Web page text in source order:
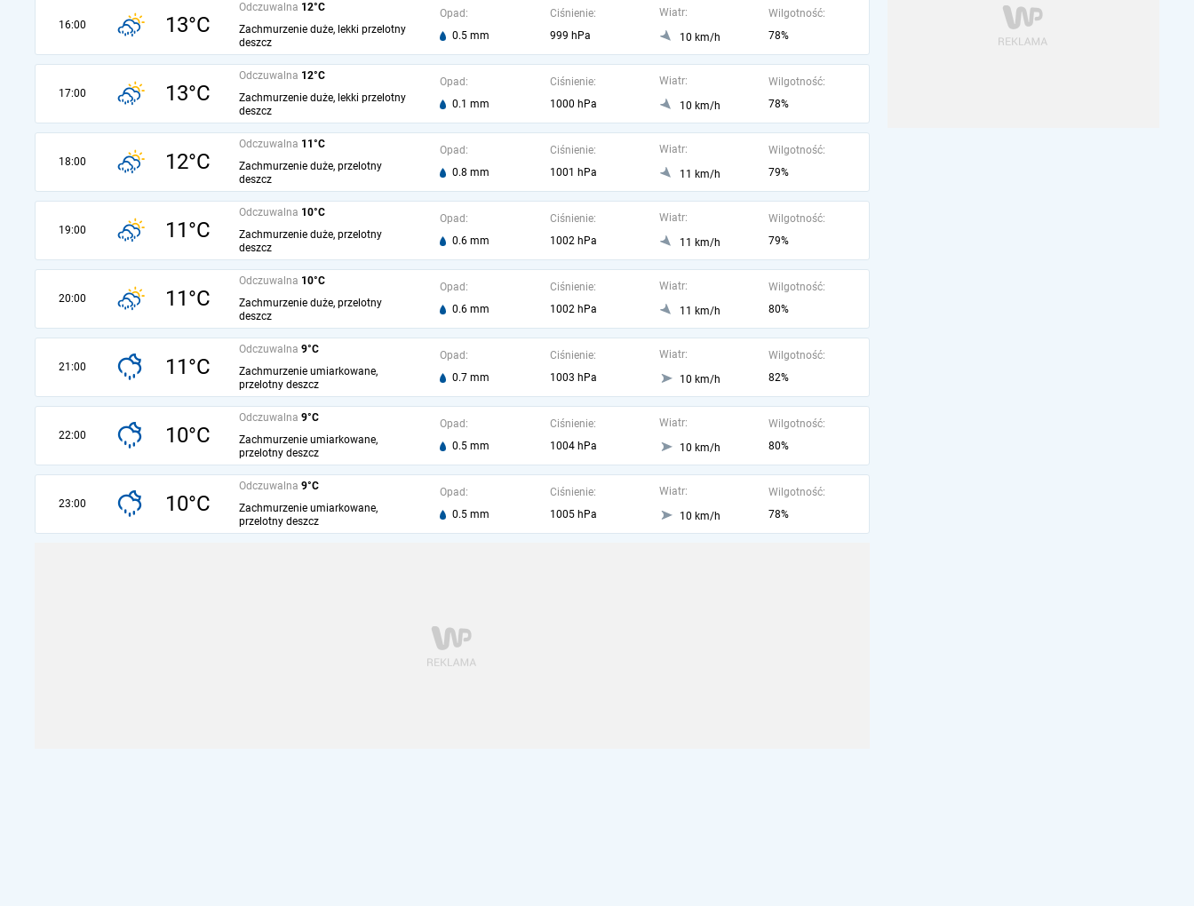
16:00 13°C
Odczuwalna 12°C
Zachmurzenie duże, lekki przelotny
deszcz
Opad:
0.5 mm
Ciśnienie:
999 hPa
Wiatr:
10 km/h
Wilgotność:
78%
17:00 13°C
Odczuwalna 12°C
Zachmurzenie duże, lekki przelotny
deszcz
Opad:
0.1 mm
Ciśnienie:
1000 hPa
Wiatr:
10 km/h
Wilgotność:
78%
18:00 12°C
Odczuwalna 11°C
Zachmurzenie duże, przelotny
deszcz
Opad:
0.8 mm
Ciśnienie:
1001 hPa
Wiatr:
11 km/h
Wilgotność:
79%
19:00 11°C
Odczuwalna 10°C
Zachmurzenie duże, przelotny
deszcz
Opad:
0.6 mm
Ciśnienie:
1002 hPa
Wiatr:
11 km/h
Wilgotność:
79%
20:00 11°C
Odczuwalna 10°C
Zachmurzenie duże, przelotny
deszcz
Opad:
0.6 mm
Ciśnienie:
1002 hPa
Wiatr:
11 km/h
Wilgotność:
80%
21:00 11°C
Odczuwalna 9°C
Zachmurzenie umiarkowane,
przelotny deszcz
Opad:
0.7 mm
Ciśnienie:
1003 hPa
Wiatr:
10 km/h
Wilgotność:
82%
22:00 10°C
Odczuwalna 9°C
Zachmurzenie umiarkowane,
przelotny deszcz
Opad:
0.5 mm
Ciśnienie:
1004 hPa
Wiatr:
10 km/h
Wilgotność:
80%
23:00 10°C
Odczuwalna 9°C
Zachmurzenie umiarkowane,
przelotny deszcz
Opad:
0.5 mm
Ciśnienie:
1005 hPa
Wiatr:
10 km/h
Wilgotność:
78%